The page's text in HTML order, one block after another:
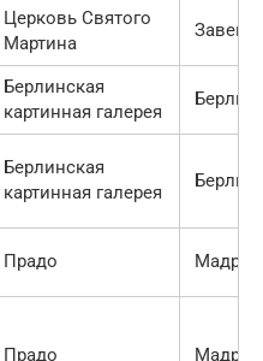
Церковь Святого
Мартина
Берлинская
картинная галерея
Берлин
Берлинская
картинная галерея
Берлин
Прадо Мадрид
Прадо Мадрид